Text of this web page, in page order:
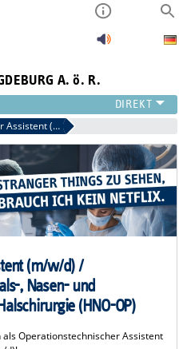
A. ö. R.
Operationstechnischer Assistent (m/w/d) / Pflegefachkraft (m/w/d) – Hals-, Nasen- und Ohrenheilkunde, Kopf- und Halschirurgie (HNO-OP)
(m/w/d) /
, Nasen- und
(HNO-OP)
Operationstechnischer Assistent